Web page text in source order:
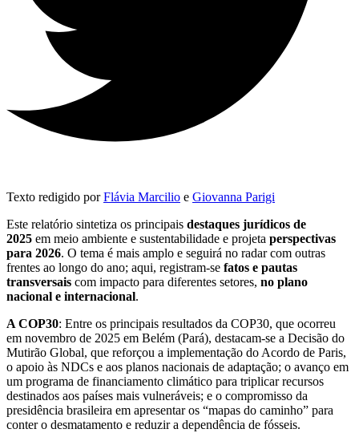
Texto redigido porFlávia Marcilio e Giovanna Parigi
Este relatório sintetiza os principais destaques jurídicos de
2025 em meio ambiente e sustentabilidade e projeta perspectivas
para 2026. O tema é mais amplo e seguirá no radar com outras
frentes ao longo do ano; aqui, registram-se fatos e pautas
transversais com impacto para diferentes setores, no plano
nacional e internacional.
A COP30: Entre os principais resultados da COP30, que ocorreu
em novembro de 2025 em Belém (Pará), destacam-se a Decisão do
Mutirão Global, que reforçou a implementação do Acordo de Paris,
o apoio às NDCs e aos planos nacionais de adaptação; o avanço em
um programa de financiamento climático para triplicar recursos
destinados aos países mais vulneráveis; e o compromisso da
presidência brasileira em apresentar os “mapas do caminho” para
conter o desmatamento e reduzir a dependência de fósseis.